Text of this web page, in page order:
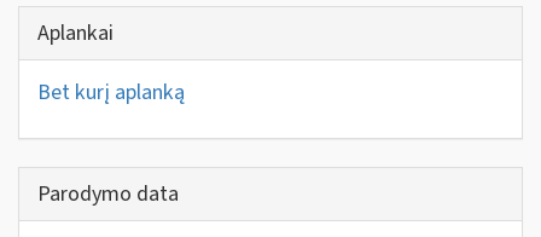
Aplankai
Bet kurį aplanką
Parodymo data